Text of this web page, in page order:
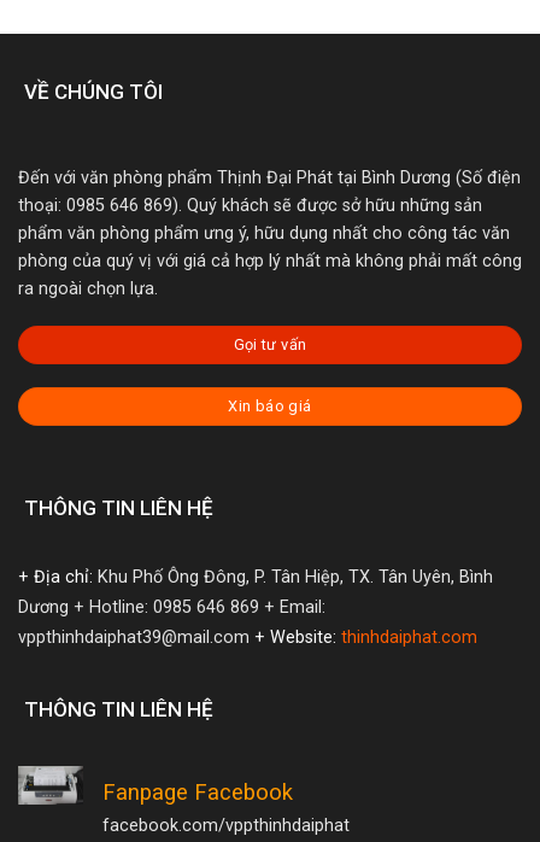
VỀ CHÚNG TÔI
Đến với văn phòng phẩm Thịnh Đại Phát tại Bình Dương (Số điện
thoại: 0985 646 869). Quý khách sẽ được sở hữu những sản
phẩm văn phòng phẩm ưng ý, hữu dụng nhất cho công tác văn
phòng của quý vị với giá cả hợp lý nhất mà không phải mất công
ra ngoài chọn lựa.
Gọi tư vấn
Xin báo giá
THÔNG TIN LIÊN HỆ
+ Địa chỉ: Khu Phố Ông Đông, P. Tân Hiệp, TX. Tân Uyên, Bình
Dương + Hotline: 0985 646 869 + Email:
vppthinhdaiphat39@mail.com + Website: thinhdaiphat.com
THÔNG TIN LIÊN HỆ
Fanpage Facebook
facebook.com/vppthinhdaiphat